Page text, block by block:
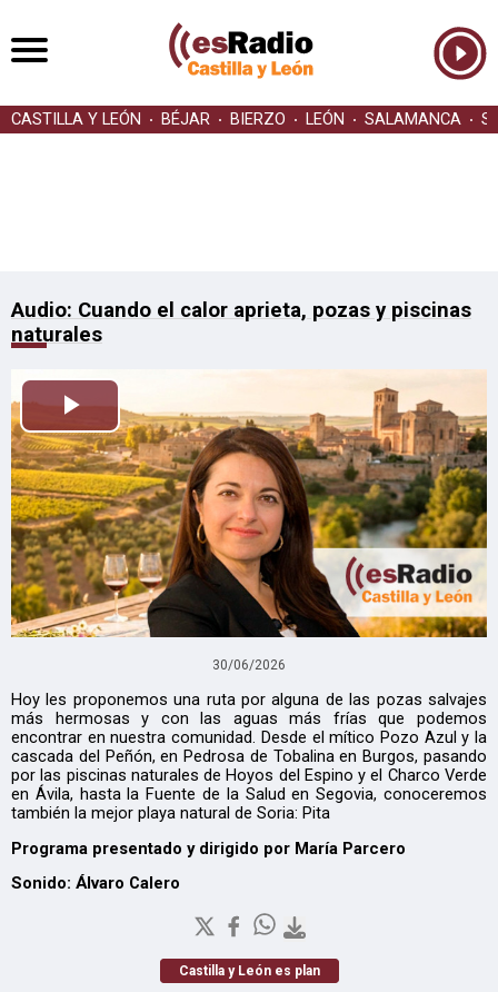
CASTILLA Y LEÓN BÉJAR BIERZO LEÓN SALAMANCA
Audio: Cuando el calor aprieta, pozas y piscinas
naturales
Reproducir
30/06/2026
Hoy les proponemos una ruta por alguna de las pozas salvajes
más hermosas y con las aguas más frías que podemos
encontrar en nuestra comunidad. Desde el mítico Pozo Azul y la
cascada del Peñón, en Pedrosa de Tobalina en Burgos, pasando
por las piscinas naturales de Hoyos del Espino y el Charco Verde
en Ávila, hasta la Fuente de la Salud en Segovia, conoceremos
también la mejor playa natural de Soria: Pita
Programa presentado y dirigido por María Parcero
Sonido: Álvaro Calero
Castilla y León es plan